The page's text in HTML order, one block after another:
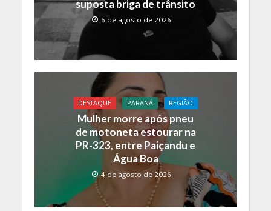
suposta briga de trânsito
6 de agosto de 2026
DESTAQUE PARANÁ REGIÃO
Mulher morre após pneu
de motoneta estourar na
PR-323, entre Paiçandu e
Água Boa
4 de agosto de 2026